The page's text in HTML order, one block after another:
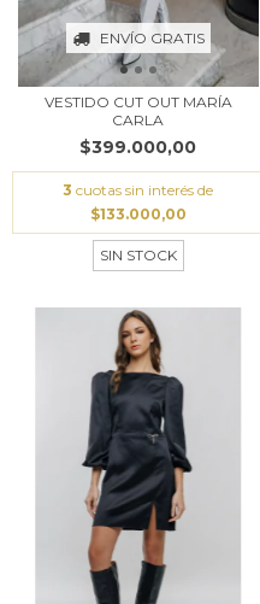
ENVÍO GRATIS
VESTIDO CUT OUT MARÍA
CARLA
$399.000,00
3 cuotas sin interés de
$133.000,00
SIN STOCK